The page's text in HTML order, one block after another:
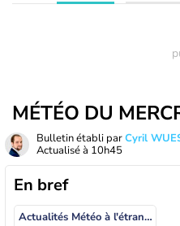
MÉTÉO DU
Bulletin établi parCyril
Actualisé à 10h45
En bref
Actualités Météo à l'étranger